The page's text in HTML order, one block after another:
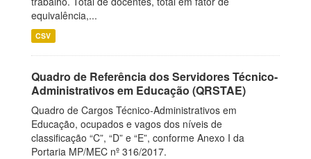
equivalência,...
CSV
Quadro de Referência dos Servidores Técnico-
Administrativos em Educação (QRSTAE)
Quadro de Cargos Técnico-Administrativos em
Educação, ocupados e vagos dos níveis de
classificação “C”, “D” e “E”, conforme Anexo I da
Portaria MP/MEC nº 316/2017.